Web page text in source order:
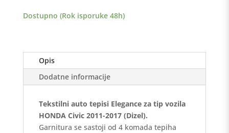
-Dostupno (Rok isporuke 48h)
Opis
Dodatne informacije
Tekstilni auto tepisi Elegance za tip vozila
HONDA Civic 2011-2017 (Dizel).
Garnitura se sastoji od 4 komada tepiha